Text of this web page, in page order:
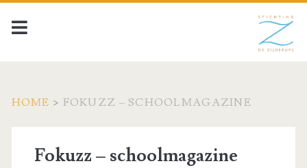
HOME > FOKUZZ – SCHOOLMAGAZINE
Fokuzz – schoolmagazine